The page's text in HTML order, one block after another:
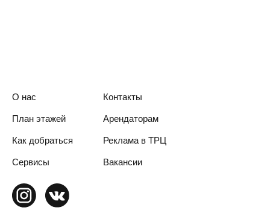
О нас
План этажей
Как добраться
Арендаторам
Контакты
Реклама в ТРЦ
Сервисы Вакансии